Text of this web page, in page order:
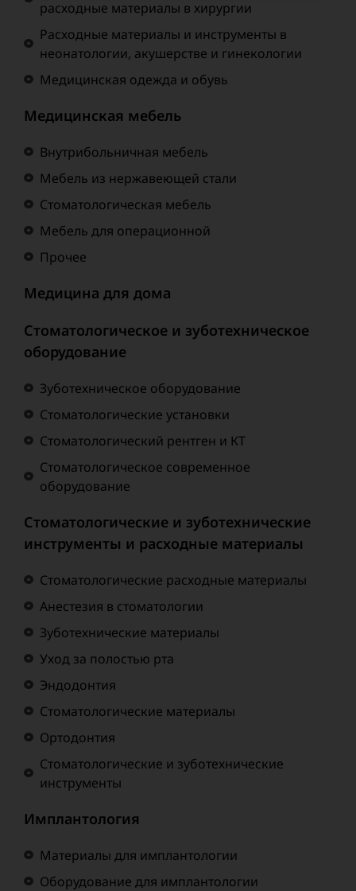
расходные материалы в хирургии
Расходные материалы и инструменты в
неонатологии, акушерстве и гинекологии
Медицинская одежда и обувь
Медицинская мебель
Внутрибольничная мебель
Мебель из нержавеющей стали
Стоматологическая мебель
Мебель для операционной
Прочее
Медицина для дома
Стоматологическое и зуботехническое
оборудование
Зуботехническое оборудование
Стоматологические установки
Стоматологический рентген и КТ
Стоматологическое современное
оборудование
Стоматологические и зуботехнические
инструменты и расходные материалы
Стоматологические расходные материалы
Анестезия в стоматологии
Зуботехнические материалы
Уход за полостью рта
Эндодонтия
Стоматологические материалы
Ортодонтия
Стоматологические и зуботехнические
инструменты
Имплантология
Материалы для имплантологии
Оборудование для имплантологии